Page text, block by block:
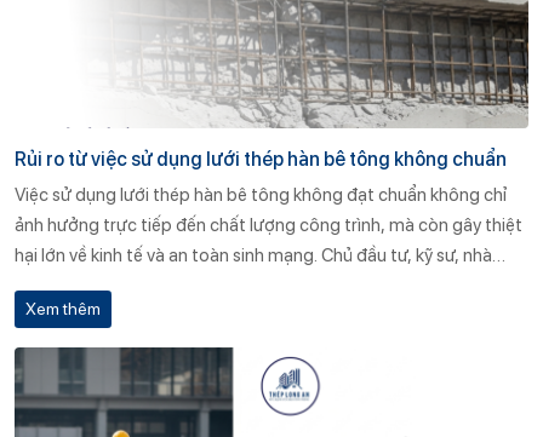
Rủi ro từ việc sử dụng lưới thép hàn bê tông không chuẩn
Việc sử dụng lưới thép hàn bê tông không đạt chuẩn không chỉ
ảnh hưởng trực tiếp đến chất lượng công trình, mà còn gây thiệt
hại lớn về kinh tế và an toàn sinh mạng. Chủ đầu tư, kỹ sư, nhà
thầu cần nghiêm túc lựa chọn đơn vị cung cấp uy tín, sản phẩm
rõ ràng về chất lượng và nguồn gốc.
Xem thêm